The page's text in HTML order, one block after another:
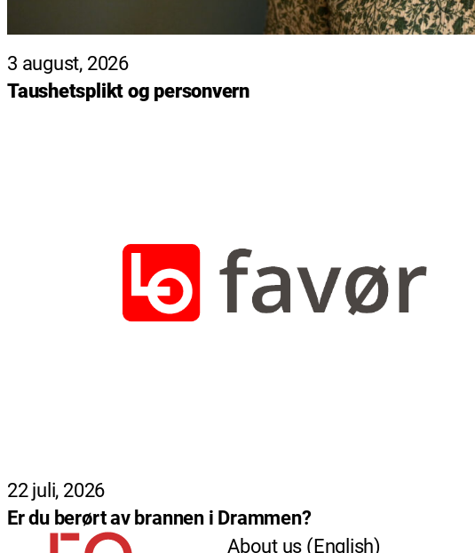
3 august, 2026
Taushetsplikt og personvern
22 juli, 2026
Er du berørt av brannen i Drammen?
About us (English)